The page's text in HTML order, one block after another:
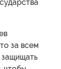
за всем
защищать